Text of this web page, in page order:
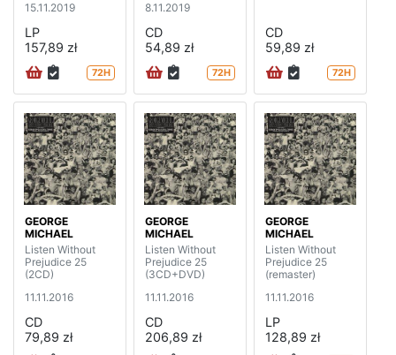
15.11.2019
LP
157,89 zł
72H
8.11.2019
CD
54,89 zł
72H
CD
59,89 zł
72H
GEORGE
MICHAEL
Listen Without
Prejudice 25
(2CD)
11.11.2016
CD
79,89 zł
GEORGE
MICHAEL
Listen Without
Prejudice 25
(3CD+DVD)
11.11.2016
CD
206,89 zł
GEORGE
MICHAEL
Listen Without
Prejudice 25
(remaster)
11.11.2016
LP
128,89 zł